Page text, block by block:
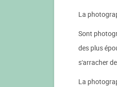
La
Sont
des plus
s'arracher
La